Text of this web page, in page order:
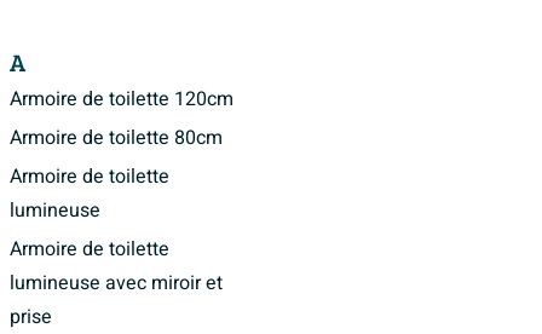
A
Armoire de toilette 120cm
Armoire de toilette 80cm
Armoire de toilette
lumineuse
Armoire de toilette
lumineuse avec miroir et
prise